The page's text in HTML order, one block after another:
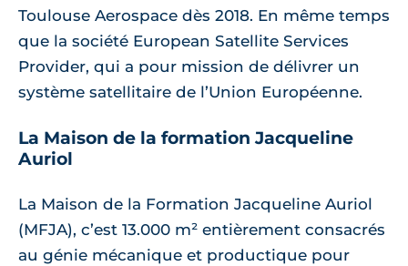
Toulouse Aerospace dès 2018. En même temps
que la société European Satellite Services
Provider, qui a pour mission de délivrer un
système satellitaire de l’Union Européenne.
La Maison de la formation Jacqueline
Auriol
La Maison de la Formation Jacqueline Auriol
(MFJA), c’est 13.000 m² entièrement consacrés
au génie mécanique et productique pour